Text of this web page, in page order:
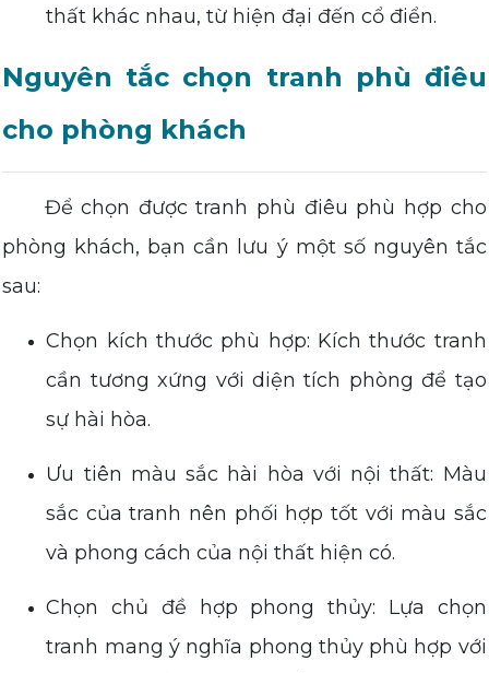
thất khác nhau, từ hiện đại đến cổ điển.
Nguyên tắc chọn tranh phù điêu
cho phòng khách
Để chọn được tranh phù điêu phù hợp cho
phòng khách, bạn cần lưu ý một số nguyên tắc
sau:
Chọn kích thước phù hợp: Kích thước tranh
cần tương xứng với diện tích phòng để tạo
sự hài hòa.
Ưu tiên màu sắc hài hòa với nội thất: Màu
sắc của tranh nên phối hợp tốt với màu sắc
và phong cách của nội thất hiện có.
Chọn chủ đề hợp phong thủy: Lựa chọn
tranh mang ý nghĩa phong thủy phù hợp với